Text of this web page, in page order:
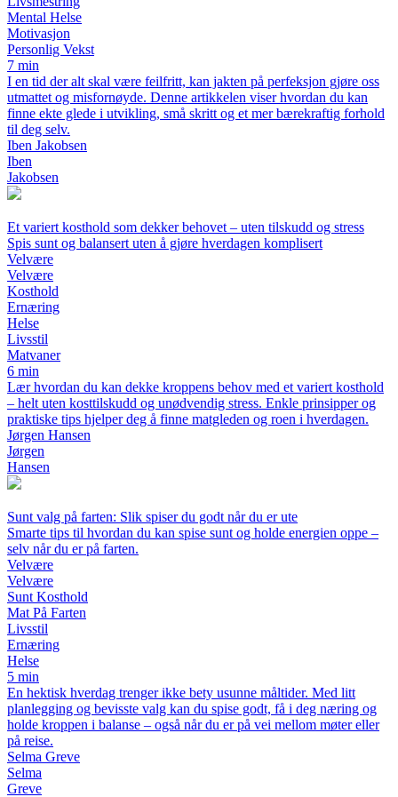
Mental Helse
Motivasjon
Personlig Vekst
7 min
I en tid der alt skal være feilfritt, kan jakten på perfeksjon gjøre oss
utmattet og misfornøyde. Denne artikkelen viser hvordan du kan
finne ekte glede i utvikling, små skritt og et mer bærekraftig forhold
til deg selv.
Iben Jakobsen
Iben
Jakobsen
Et variert kosthold som dekker behovet – uten tilskudd og stress
Spis sunt og balansert uten å gjøre hverdagen komplisert
Velvære
Velvære
Kosthold
Ernæring
Helse
Livsstil
Matvaner
6 min
Lær hvordan du kan dekke kroppens behov med et variert kosthold
– helt uten kosttilskudd og unødvendig stress. Enkle prinsipper og
praktiske tips hjelper deg å finne matgleden og roen i hverdagen.
Jørgen Hansen
Jørgen
Hansen
Sunt valg på farten: Slik spiser du godt når du er ute
Smarte tips til hvordan du kan spise sunt og holde energien oppe –
selv når du er på farten.
Velvære
Velvære
Sunt Kosthold
Mat På Farten
Livsstil
Ernæring
Helse
5 min
En hektisk hverdag trenger ikke bety usunne måltider. Med litt
planlegging og bevisste valg kan du spise godt, få i deg næring og
holde kroppen i balanse – også når du er på vei mellom møter eller
på reise.
Selma Greve
Selma
Greve